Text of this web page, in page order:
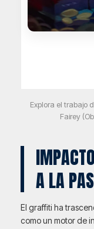
Explora el trabajo
Fairey
A LA
El graffiti ha
como un motor de